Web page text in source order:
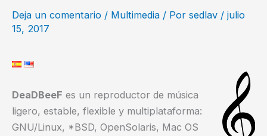
Deja un comentario / Multimedia / Por sedlav / julio
15, 2017
DeaDBeeF es un reproductor de música
ligero, estable, flexible y multiplataforma:
GNU/Linux, *BSD, OpenSolaris, Mac OS